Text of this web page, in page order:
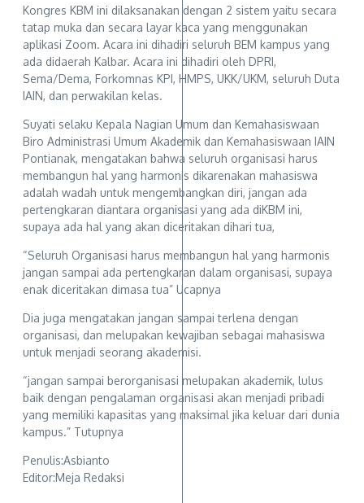
Kongres KBM ini dilaksanakan dengan 2 sistem yaitu secara
tatap muka dan secara layar kaca yang menggunakan
aplikasi Zoom. Acara ini dihadiri seluruh BEM kampus yang
ada didaerah Kalbar. Acara ini dihadiri oleh DPRI,
Sema/Dema, Forkomnas KPI, HMPS, UKK/UKM, seluruh Duta
IAIN, dan perwakilan kelas.
Suyati selaku Kepala Nagian Umum dan Kemahasiswaan
Biro Administrasi Umum Akademik dan Kemahasiswaan IAIN
Pontianak, mengatakan bahwa seluruh organisasi harus
membangun hal yang harmonis dikarenakan mahasiswa
adalah wadah untuk mengembangkan diri, jangan ada
pertengkaran diantara organisasi yang ada diKBM ini,
supaya ada hal yang akan diceritakan dihari tua,
“Seluruh Organisasi harus membangun hal yang harmonis
jangan sampai ada pertengkaran dalam organisasi, supaya
enak diceritakan dimasa tua” Ucapnya
Dia juga mengatakan jangan sampai terlena dengan
organisasi, dan melupakan kewajiban sebagai mahasiswa
untuk menjadi seorang akademisi.
“jangan sampai berorganisasi melupakan akademik, lulus
baik dengan pengalaman organisasi akan menjadi pribadi
yang memiliki kapasitas yang maksimal jika keluar dari dunia
kampus.” Tutupnya
Penulis:Asbianto
Editor:Meja Redaksi